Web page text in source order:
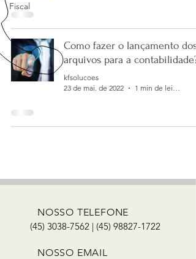
Fiscal
Como fazer o lançamento dos
arquivos para a contabilidade?
kfsolucoes
23 de mai. de 2022
1 min de leitura
NOSSO TELEFONE
(45) 3038-7562 | (45) 98827-1722
NOSSO EMAIL